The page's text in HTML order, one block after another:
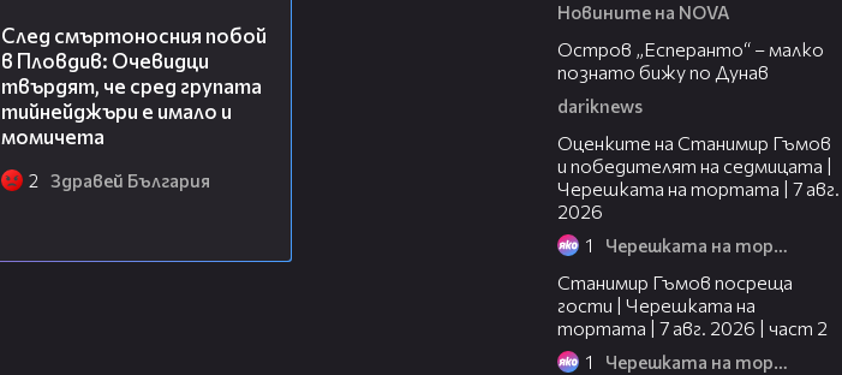
След смъртоносния побой
в Пловдив: Очевидци
твърдят, че сред групата
тийнейджъри е имало и
момичета
2 Здравей България
Новините на NOVA
Остров „Есперанто“ – малко
познато бижу по Дунав
dariknews
Оценките на Станимир Гъмов
и победителят на седмицата |
Черешката на тортата | 7 авг.
2026
1 Черешката на тортата
Станимир Гъмов посреща
гости | Черешката на
тортата | 7 авг. 2026 | част 2
1 Черешката на тортата